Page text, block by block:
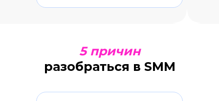
5 причин
разобраться в SMM